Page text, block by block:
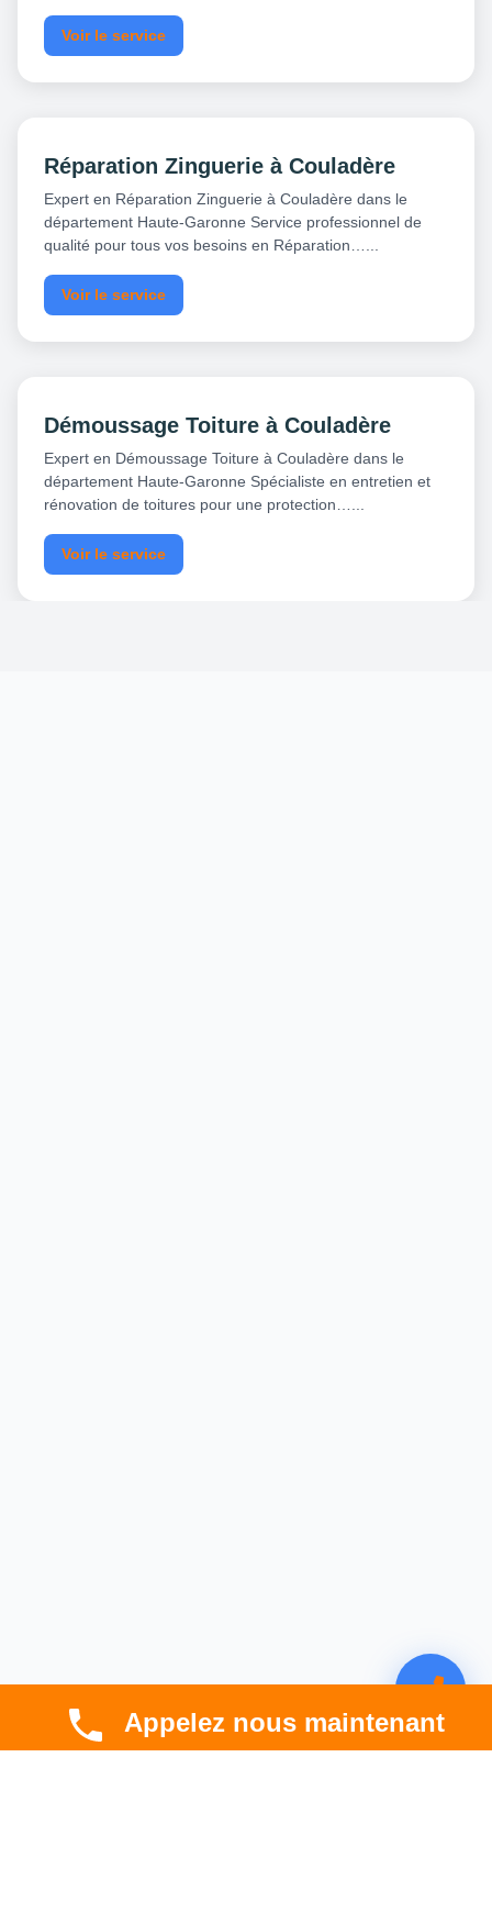
Voir le service
Réparation Zinguerie à Couladère
Expert en Réparation Zinguerie à Couladère dans le
département Haute-Garonne Service professionnel de
qualité pour tous vos besoins en Réparation…...
Voir le service
Démoussage Toiture à Couladère
Expert en Démoussage Toiture à Couladère dans le
département Haute-Garonne Spécialiste en entretien et
rénovation de toitures pour une protection…...
Voir le service
Appelez nous maintenant